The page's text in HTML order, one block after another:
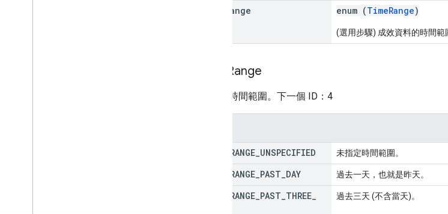
Range enum (TimeRange)
(選用步驟) 成效資料的時間範
Range
資料的時間範圍。下一個 ID：4
RANGE UNSPECIFIED 未指定時間範圍。
RANGE PAST DAY 過去一天，也就是昨天。
RANGE PAST THREE 過去三天 (不含當天)。